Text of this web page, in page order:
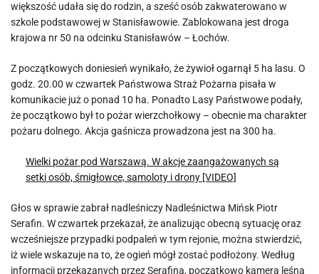
większość udała się do rodzin, a sześć osób zakwaterowano w
szkole podstawowej w Stanisławowie. Zablokowana jest droga
krajowa nr 50 na odcinku Stanisławów – Łochów.
Z początkowych doniesień wynikało, że żywioł ogarnął 5 ha lasu. O
godz. 20.00 w czwartek Państwowa Straż Pożarna pisała w
komunikacie już o ponad 10 ha. Ponadto Lasy Państwowe podały,
że początkowo był to pożar wierzchołkowy – obecnie ma charakter
pożaru dolnego. Akcja gaśnicza prowadzona jest na 300 ha.
Wielki pożar pod Warszawą. W akcje zaangażowanych są
setki osób, śmigłowce, samoloty i drony [VIDEO]
Głos w sprawie zabrał nadleśniczy Nadleśnictwa Mińsk Piotr
Serafin. W czwartek przekazał, że analizując obecną sytuację oraz
wcześniejsze przypadki podpaleń w tym rejonie, można stwierdzić,
iż wiele wskazuje na to, że ogień mógł zostać podłożony. Według
informacji przekazanych przez Serafina, początkowo kamera leśna